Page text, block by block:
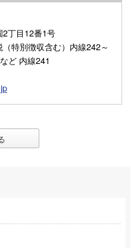
丁目12番1号
特別徴収含む）内線242～
ど 内線241